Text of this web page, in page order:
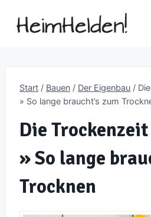
Inhalt
Start / Bauen / Der Eigenbau /
» So lange braucht’s zum
Die
» So lange
Trocknen